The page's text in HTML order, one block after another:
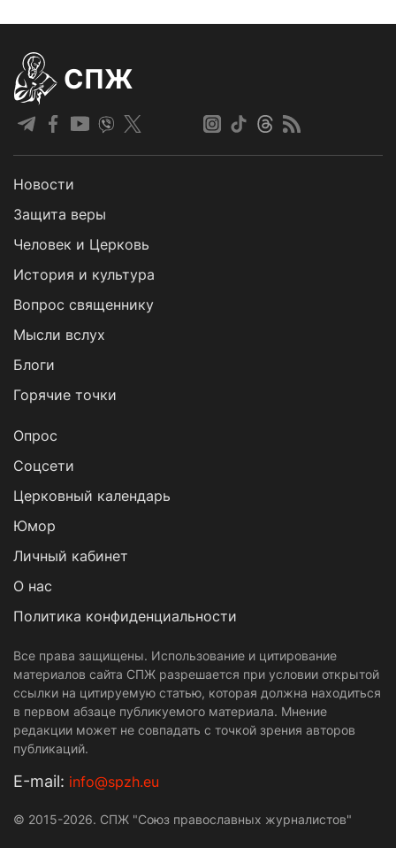
СПЖ
Новости
Защита веры
Человек и Церковь
История и культура
Вопрос священнику
Мысли вслух
Блоги
Горячие точки
Опрос
Cоцсети
Церковный календарь
Юмор
Личный кабинет
О нас
Политика конфиденциальности
Все права защищены. Использование и цитирование
материалов сайта СПЖ разрешается при условии открытой
ссылки на цитируемую статью, которая должна находиться
в первом абзаце публикуемого материала. Мнение
редакции может не совпадать с точкой зрения авторов
публикаций.
Е-mail: info@spzh.eu
© 2015-2026. СПЖ "Союз православных журналистов"